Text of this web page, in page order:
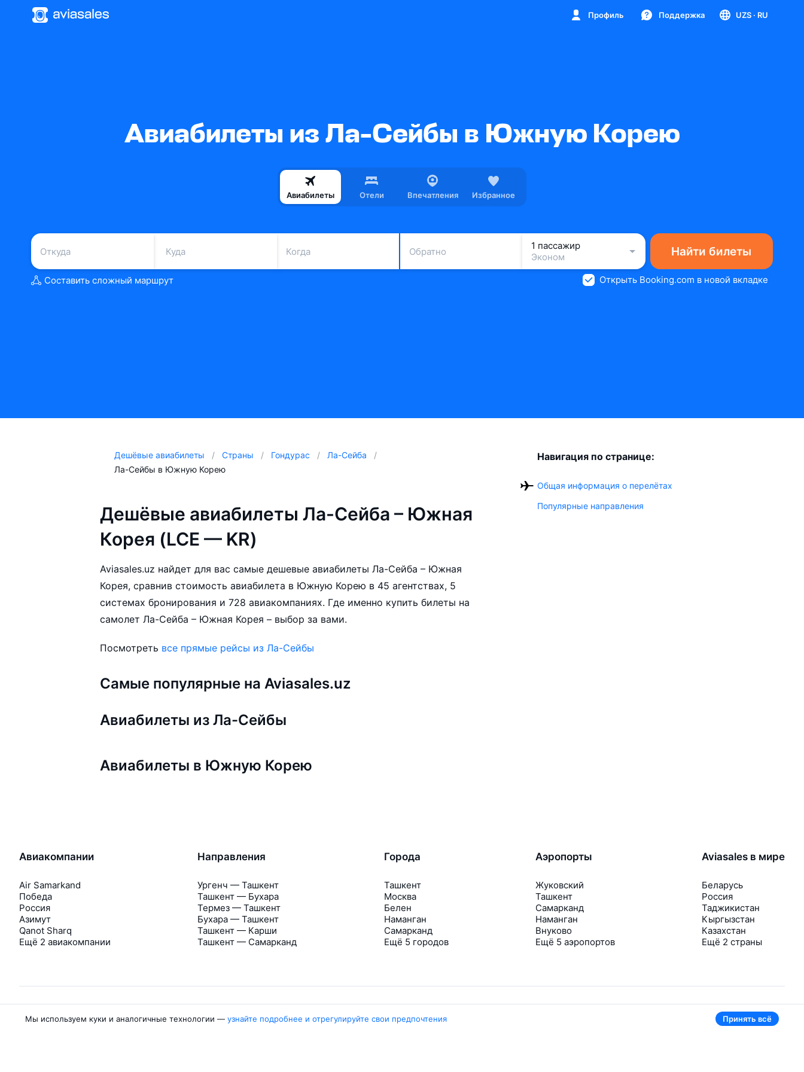
Профиль Поддержка UZS · RU
Авиабилеты из Ла-Сейбы в Южную Корею
Авиабилеты Отели Впечатления Избранное
Когда Обратно
1 пассажир
Эконом
Найти билеты
Составить сложный маршрут Открыть Booking.com в новой вкладке
Дешёвые авиабилеты Страны Гондурас
Ла-Сейба
Ла-Сейбы в Южную Корею
Дешёвые авиабилеты Ла-Сейба – Южная
Корея (LCE — KR)
Aviasales.uz найдет для вас самые дешевые авиабилеты Ла-Сейба – Южная
Корея, сравнив стоимость авиабилета в Южную Корею в 45 агентствах, 5
системах бронирования и 728 авиакомпаниях. Где именно купить билеты на
самолет Ла-Сейба – Южная Корея – выбор за вами.
Посмотреть все прямые рейсы из Ла-Сейбы
Самые популярные на Aviasales.uz
Авиабилеты из Ла-Сейбы
Авиабилеты в Южную Корею
Навигация по странице:
Общая информация о перелётах
Популярные направления
Авиакомпании
Air Samarkand
Победа
Россия
Азимут
Qanot Sharq
Ещё 2 авиакомпании
Направления
Ургенч — Ташкент
Ташкент — Бухара
Термез — Ташкент
Бухара — Ташкент
Ташкент — Карши
Ташкент — Самарканд
Города
Ташкент
Москва
Белен
Наманган
Самарканд
Ещё 5 городов
Аэропорты
Жуковский
Ташкент
Самарканд
Наманган
Внуково
Ещё 5 аэропортов
Aviasales в мире
Беларусь
Россия
Таджикистан
Кыргызстан
Казахстан
Ещё 2 страны
Мы используем куки и аналогичные технологии — узнайте подробнее и отрегулируйте свои предпочтения Принять всё